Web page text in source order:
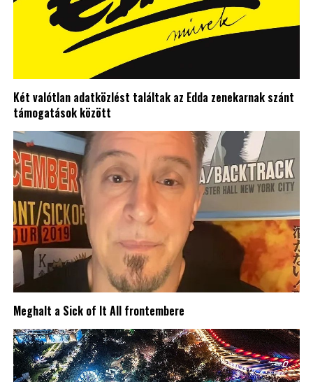
Két valótlan adatközlést találtak az Edda zenekarnak szánt
támogatások között
Meghalt a Sick of It All frontembere